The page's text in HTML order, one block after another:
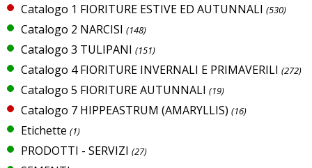
Catalogo 1 FIORITURE ESTIVE ED AUTUNNALI (530)
Catalogo 2 NARCISI (148)
Catalogo 3 TULIPANI (151)
Catalogo 4 FIORITURE INVERNALI E PRIMAVERILI (272)
Catalogo 5 FIORITURE AUTUNNALI (19)
Catalogo 7 HIPPEASTRUM (AMARYLLIS) (16)
Etichette (1)
PRODOTTI - SERVIZI (27)